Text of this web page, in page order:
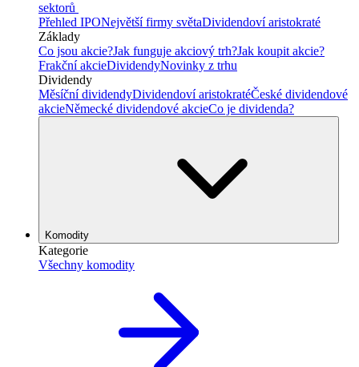
sektorů
Přehled IPONejvětší firmy světaDividendoví aristokraté
Základy
Co jsou akcie?Jak funguje akciový trh?Jak koupit akcie?
Frakční akcieDividendyNovinky z trhu
Dividendy
Měsíční dividendyDividendoví aristokratéČeské dividendové
akcieNěmecké dividendové akcieCo je dividenda?
Komodity
Kategorie
Všechny komodity